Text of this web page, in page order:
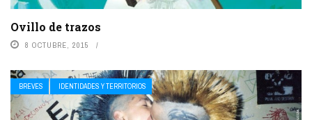
Ovillo de trazos
8 OCTUBRE, 2015
BREVES IDENTIDADES Y TERRITORIOS